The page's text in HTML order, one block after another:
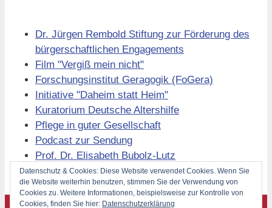
Dr. Jürgen Rembold Stiftung zur Förderung des
bürgerschaftlichen Engagements
Film "Vergiß mein nicht"
Forschungsinstitut Geragogik (FoGera)
Initiative "Daheim statt Heim"
Kuratorium Deutsche Altershilfe
Pflege in guter Gesellschaft
Podcast zur Sendung
Prof. Dr. Elisabeth Bubolz-Lutz
Volkssolidarität Berlin
Datenschutz & Cookies: Diese Website verwendet Cookies. Wenn Sie
die Website weiterhin benutzen, stimmen Sie der Verwendung von
Cookies zu. Weitere Informationen, beispielsweise zur Kontrolle von
Cookies, finden Sie hier: Datenschutzerklärung